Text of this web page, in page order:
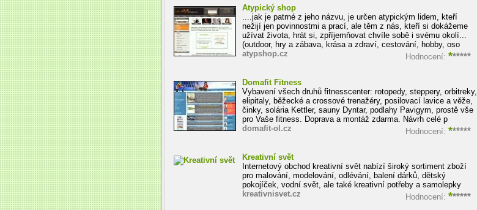
Atypický shop
....jak je patrné z jeho názvu, je určen atypickým lidem, kteří
nežijí jen povinnostmi a prací, ale těm z nás, kteří si dokážeme
užívat života, hrát si, zpříjemňovat chvíle sobě i svému okolí...
(outdoor, hry a zábava, krása a zdraví, cestování, hobby, oso
Hodnocení: ******
atypshop.cz
Domafit Fitness
Vybavení všech druhů fitnesscenter: rotopedy, steppery, orbitreky,
elipitaly, běžecké a crossové trenažéry, posilovací lavice a věže,
činky, solária Kettler, sauny Dyntar, podlahy Pavigym, prostě vše
pro Vaše fitness. Doprava a montáž zdarma. Návrh celé p
Hodnocení: ******
domafit-ol.cz
Kreativní svět
Internetový obchod kreativní svět nabízí široký sortiment zboží
pro malování, modelování, odlévání, balení dárků, dětský
pokojíček, vodní svět, ale také kreativní potřeby a samolepky
Hodnocení: ******
kreativnisvet.cz